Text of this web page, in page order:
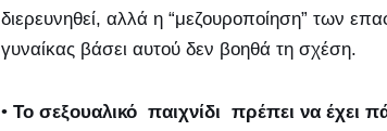
διερευνηθεί, αλλά η “μεζουροποίηση” των
γυναίκας βάσει αυτού δεν βοηθά τη σχέση.
• Το σεξουαλικό παιχνίδι πρέπει να έχει